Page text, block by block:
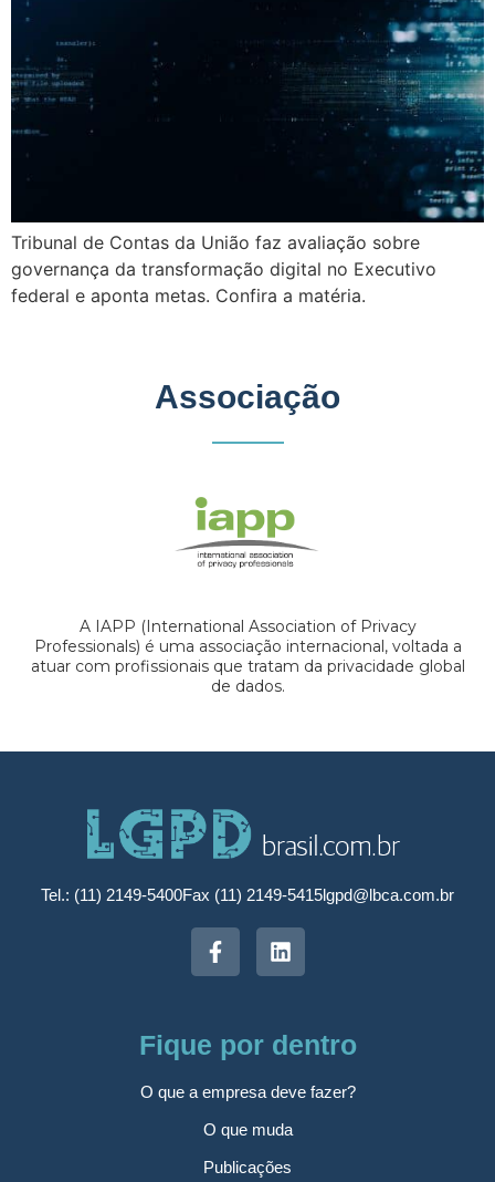
Tribunal de Contas da União faz avaliação sobre
governança da transformação digital no Executivo
federal e aponta metas. Confira a matéria.
Associação
A IAPP (International Association of Privacy
Professionals) é uma associação internacional, voltada a
atuar com profissionais que tratam da privacidade global
de dados.
Tel.: (11) 2149-5400Fax (11) 2149-5415lgpd@lbca.com.br
Fique por dentro
O que a empresa deve fazer?
O que muda
Publicações